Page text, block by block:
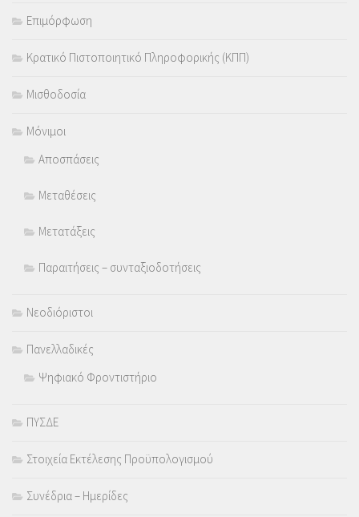
Επιμόρφωση
Κρατικό Πιστοποιητικό Πληροφορικής (ΚΠΠ)
Μισθοδοσία
Μόνιμοι
Αποσπάσεις
Μεταθέσεις
Μετατάξεις
Παραιτήσεις – συνταξιοδοτήσεις
Νεοδιόριστοι
Πανελλαδικές
Ψηφιακό Φροντιστήριο
ΠΥΣΔΕ
Στοιχεία Εκτέλεσης Προϋπολογισμού
Συνέδρια – Ημερίδες